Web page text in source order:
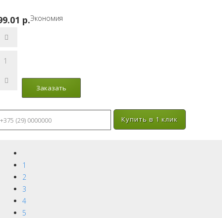
p.Экономия
Купить в 1 клик
1
2
3
4
5